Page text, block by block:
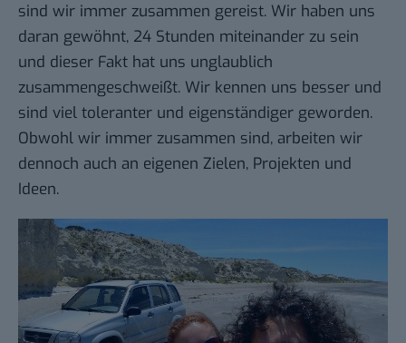
sind wir immer zusammen gereist. Wir haben uns
daran gewöhnt, 24 Stunden miteinander zu sein
und dieser Fakt hat uns unglaublich
zusammengeschweißt. Wir kennen uns besser und
sind viel toleranter und eigenständiger geworden.
Obwohl wir immer zusammen sind, arbeiten wir
dennoch auch an eigenen Zielen, Projekten und
Ideen.